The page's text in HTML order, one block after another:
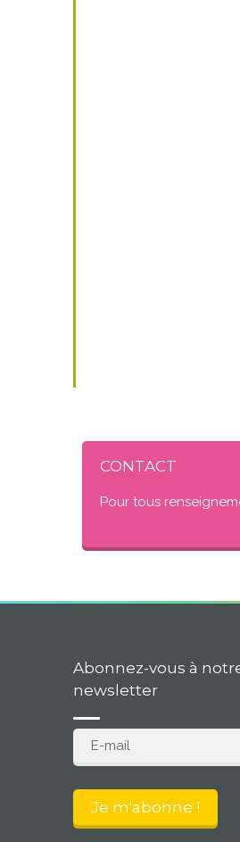
CONTACT
Pour tous
Abonnez-vous à
newsletter